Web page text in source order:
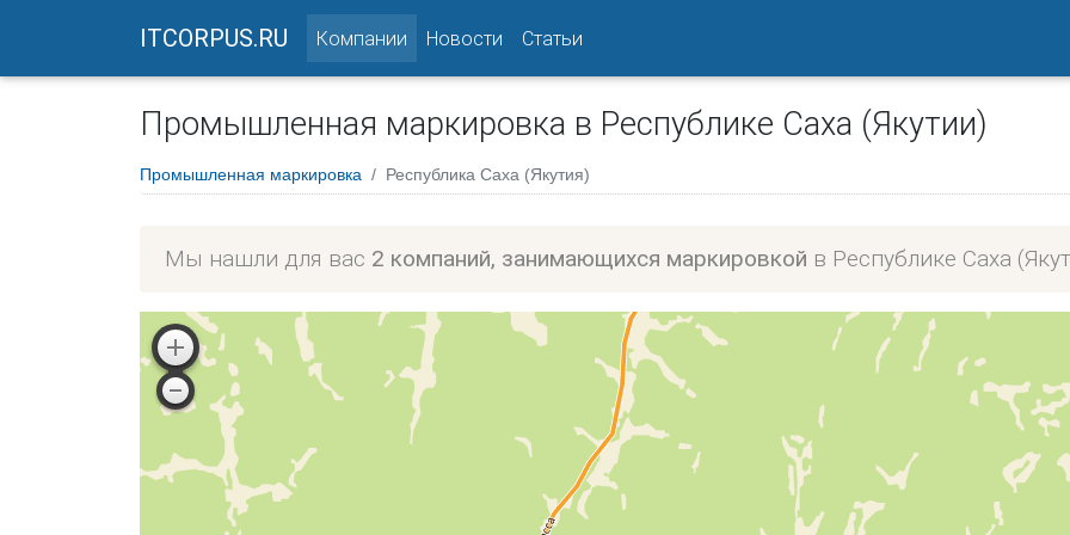
ITCORPUS.RU Компании (current)
Новости Статьи
Промышленная маркировка в Республике Саха (Якутии)
Промышленная маркировка Республика Саха (Якутия)
Мы нашли для вас 2 компаний, занимающихся маркировкой в Республике Саха